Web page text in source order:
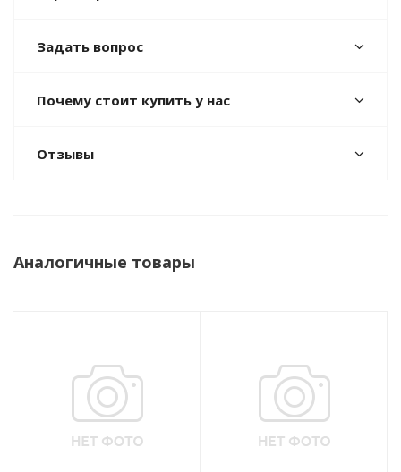
Задать вопрос
Почему стоит купить у нас
Отзывы
Аналогичные товары